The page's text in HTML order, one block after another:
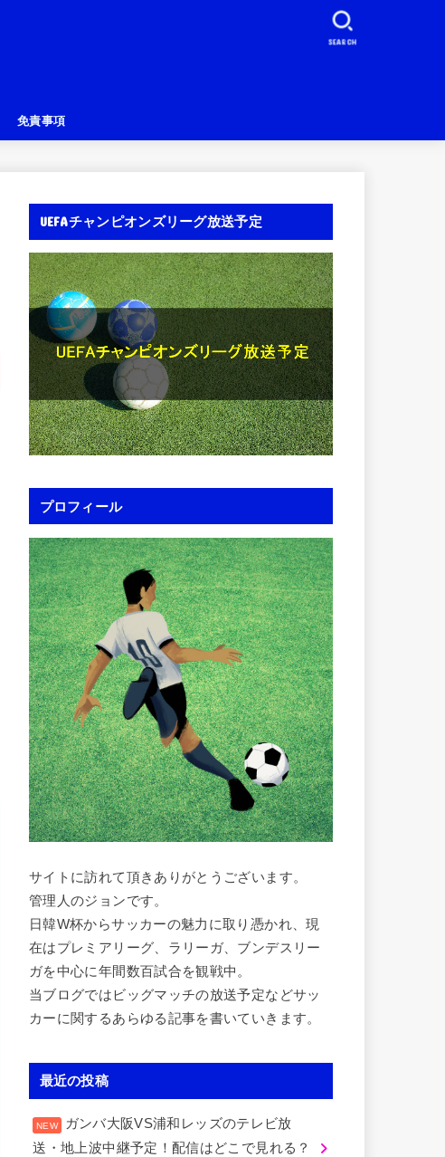
免責事項
SEARCH
UEFAチャンピオンズリーグ放送予定
プロフィール
サイトに訪れて頂きありがとうございます。
管理人のジョンです。
日韓W杯からサッカーの魅力に取り憑かれ、現
在はプレミアリーグ、ラリーガ、ブンデスリー
ガを中心に年間数百試合を観戦中。
当ブログではビッグマッチの放送予定などサッ
カーに関するあらゆる記事を書いていきます。
最近の投稿
ガンバ大阪VS浦和レッズのテレビ放
送・地上波中継予定！配信はどこで見れる？